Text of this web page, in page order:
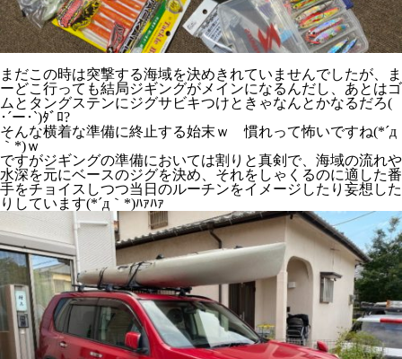
まだこの時は突撃する海域を決めきれていませんでしたが、ま
ーどこ行っても結局ジギングがメインになるんだし、あとはゴ
ムとタングステンにジグサビキつけときゃなんとかなるだろ(
･´ー･`)ﾀﾞﾛ?
そんな横着な準備に終止する始末ｗ 慣れって怖いですね(*´д
｀*)ｗ
ですがジギングの準備においては割りと真剣で、海域の流れや
水深を元にベースのジグを決め、それをしゃくるのに適した番
手をチョイスしつつ当日のルーチンをイメージしたり妄想した
りしています(*´д｀*)ﾊｧﾊｧ